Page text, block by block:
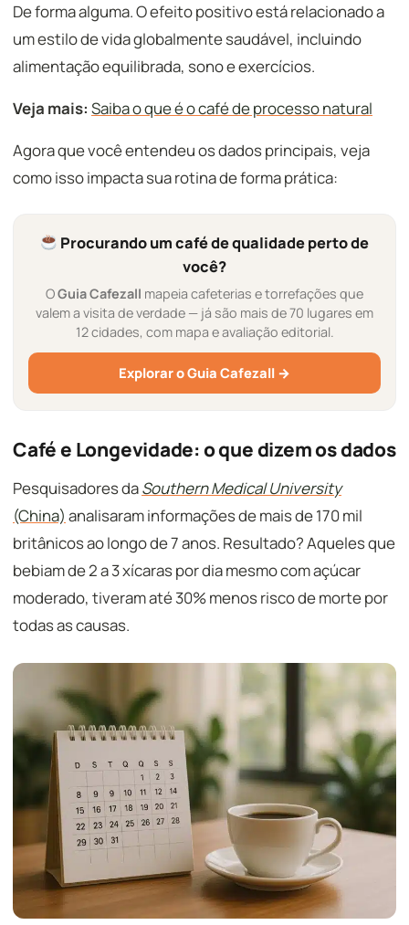
De forma alguma. O efeito positivo está relacionado a
um estilo de vida globalmente saudável, incluindo
alimentação equilibrada, sono e exercícios.
Veja mais: Saiba o que é o café de processo natural
Agora que você entendeu os dados principais, veja
como isso impacta sua rotina de forma prática:
Procurando um café de qualidade perto de
você?
OGuia Cafezall mapeia cafeterias e torrefações que
valem a visita de verdade — já são mais de 70 lugares em
12 cidades, com mapa e avaliação editorial.
Explorar o Guia Cafezall →
Café e Longevidade: o que dizem os dados
Pesquisadores daSouthern Medical University
(China) analisaram informações de mais de 170 mil
britânicos ao longo de 7 anos. Resultado? Aqueles que
bebiam de 2 a 3 xícaras por dia mesmo com açúcar
moderado, tiveram até 30% menos risco de morte por
todas as causas.